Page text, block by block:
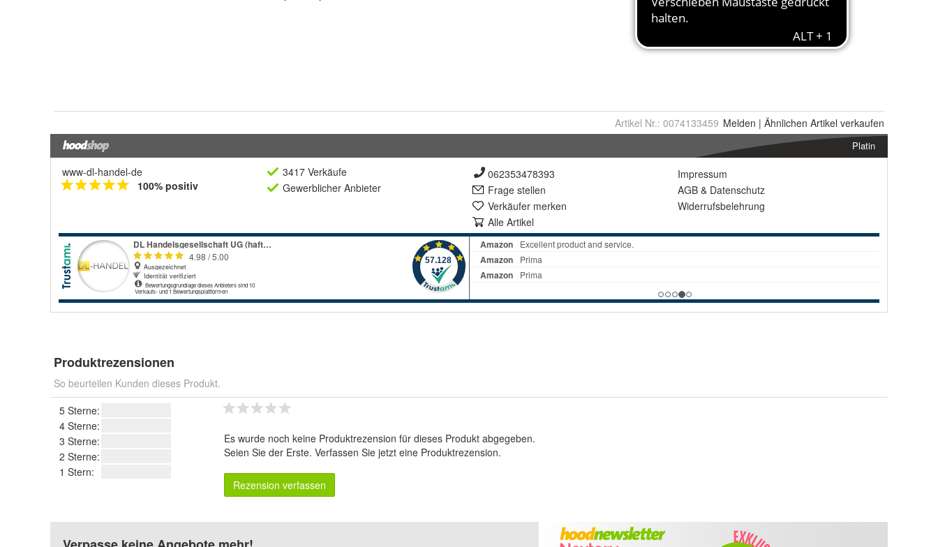
Artikel Nr.: 0074133459 Melden | Ähnlichen Artikel verkaufen
Platin
www-dl-handel-de
100% positiv
3417 Verkäufe
Gewerblicher Anbieter
062353478393
Frage stellen
Verkäufer merken
Alle Artikel
Impressum
AGB & Datenschutz
Widerrufsbelehrung
Produktrezensionen
So beurteilen Kunden dieses Produkt.
5 Sterne:
4 Sterne:
3 Sterne:
2 Sterne:
1 Stern:
Es wurde noch keine Produktrezension für dieses Produkt abgegeben.
Seien Sie der Erste. Verfassen Sie jetzt eine Produktrezension.
Rezension verfassen